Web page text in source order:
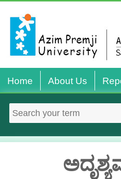
Home About Us